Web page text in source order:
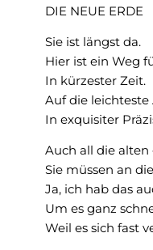
DIE NEUE ERDE
Sie ist längst da.
Hier ist ein Weg
In kürzester Zeit.
Auf die leichteste
In exquisiter
Auch all die alten
Sie müssen an
Ja, ich hab das
Um es ganz
Weil es sich fast